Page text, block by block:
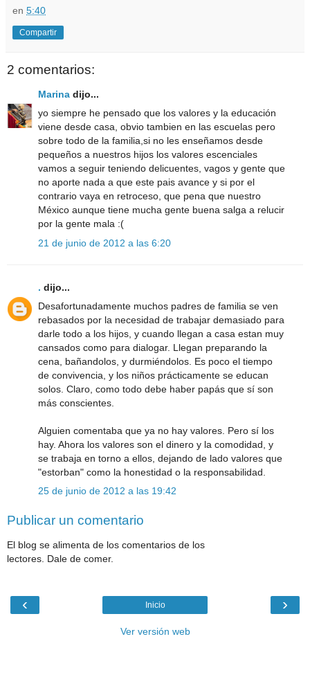
en 5:40
Compartir
2 comentarios:
Marina dijo...
yo siempre he pensado que los valores y la educación
viene desde casa, obvio tambien en las escuelas pero
sobre todo de la familia,si no les enseñamos desde
pequeños a nuestros hijos los valores escenciales
vamos a seguir teniendo delicuentes, vagos y gente que
no aporte nada a que este pais avance y si por el
contrario vaya en retroceso, que pena que nuestro
México aunque tiene mucha gente buena salga a relucir
por la gente mala :(
21 de junio de 2012 a las 6:20
. dijo...
Desafortunadamente muchos padres de familia se ven
rebasados por la necesidad de trabajar demasiado para
darle todo a los hijos, y cuando llegan a casa estan muy
cansados como para dialogar. Llegan preparando la
cena, bañandolos, y durmiéndolos. Es poco el tiempo
de convivencia, y los niños prácticamente se educan
solos. Claro, como todo debe haber papás que sí son
más conscientes.
Alguien comentaba que ya no hay valores. Pero sí los
hay. Ahora los valores son el dinero y la comodidad, y
se trabaja en torno a ellos, dejando de lado valores que
"estorban" como la honestidad o la responsabilidad.
25 de junio de 2012 a las 19:42
Publicar un comentario
El blog se alimenta de los comentarios de los
lectores. Dale de comer.
‹ ›
Inicio
Ver versión web